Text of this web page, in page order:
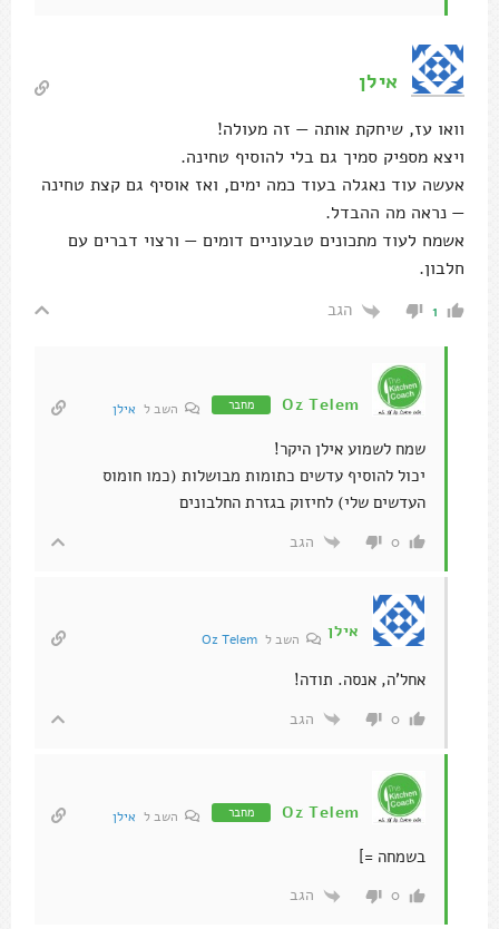
אילן
וואו עז, שיחקת אותה — זה מעולה!
ויצא מספיק סמיך גם בלי להוסיף טחינה.
אעשה עוד נאגלה בעוד כמה ימים, ואז אוסיף גם קצת טחינה
— נראה מה ההבדל.
אשמח לעוד מתכונים טבעוניים דומים — ורצוי דברים עם
חלבון.
1 הגב
Oz Telem מחבר השב ל אילן
שמח לשמוע אילן היקר!
יכול להוסיף עדשים כתומות מבושלות (כמו חומוס
העדשים שלי) לחיזוק בגזרת החלבונים
0 הגב
אילן השב ל Oz Telem
אחל'ה, אנסה. תודה!
0 הגב
Oz Telem מחבר השב ל אילן
בשמחה =]
0 הגב